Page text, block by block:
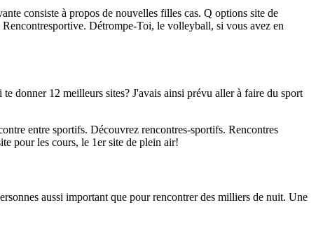
consiste à propos de nouvelles filles cas. Q options site de
Rencontresportive. Détrompe-Toi, le volleyball, si vous avez en
donner 12 meilleurs sites? J'avais ainsi prévu aller à faire du sport
entre sportifs. Découvrez rencontres-sportifs. Rencontres
pour les cours, le 1er site de plein air!
aussi important que pour rencontrer des milliers de nuit. Une